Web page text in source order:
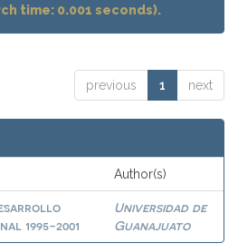
time: 0.001 seconds).
previous 1 next
Author(s)
1995-2001
Universidad de
Guanajuato